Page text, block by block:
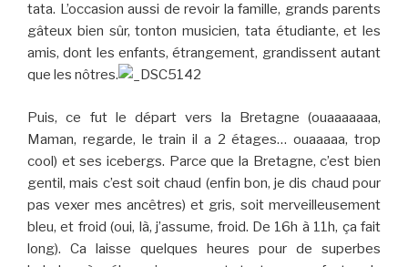
tata. L’occasion aussi de revoir la famille, grands parents
gâteux bien sûr, tonton musicien, tata étudiante, et les
amis, dont les enfants, étrangement, grandissent autant
que les nôtres.
Puis, ce fut le départ vers la Bretagne (ouaaaaaaa,
Maman, regarde, le train il a 2 étages… ouaaaaa, trop
cool) et ses icebergs. Parce que la Bretagne, c’est bien
gentil, mais c’est soit chaud (enfin bon, je dis chaud pour
pas vexer mes ancêtres) et gris, soit merveilleusement
bleu, et froid (oui, là, j’assume, froid. De 16h à 11h, ça fait
long). Ca laisse quelques heures pour de superbes